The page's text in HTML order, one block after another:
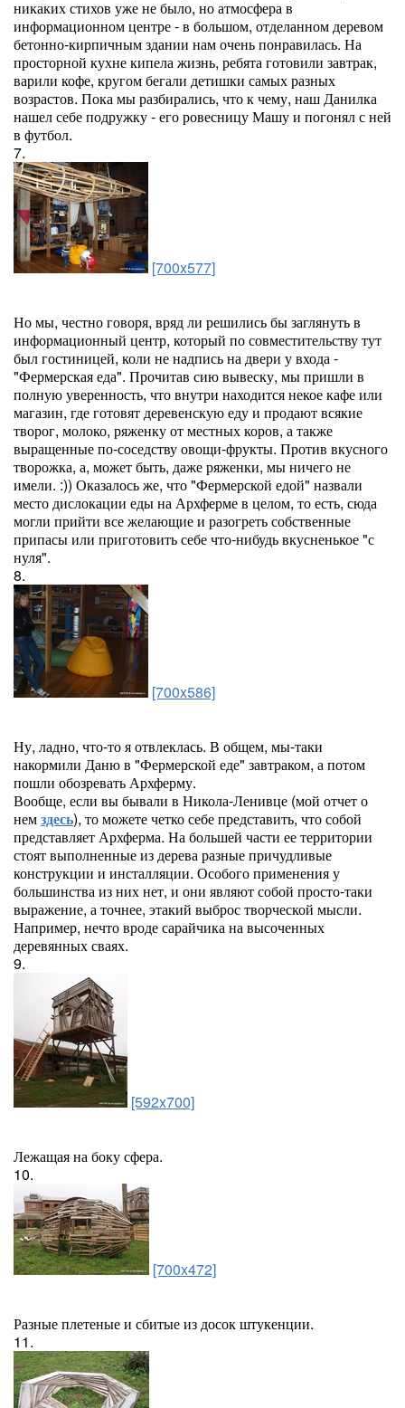
никаких стихов уже не было, но атмосфера в
информационном центре - в большом, отделанном деревом
бетонно-кирпичным здании нам очень понравилась. На
просторной кухне кипела жизнь, ребята готовили завтрак,
варили кофе, кругом бегали детишки самых разных
возрастов. Пока мы разбирались, что к чему, наш Данилка
нашел себе подружку - его ровесницу Машу и погонял с ней
в футбол.
7.
[700x577]
Но мы, честно говоря, вряд ли решились бы заглянуть в
информационный центр, который по совместительству тут
был гостиницей, коли не надпись на двери у входа -
"Фермерская еда". Прочитав сию вывеску, мы пришли в
полную уверенность, что внутри находится некое кафе или
магазин, где готовят деревенскую еду и продают всякие
творог, молоко, ряженку от местных коров, а также
выращенные по-соседству овощи-фрукты. Против вкусного
творожка, а, может быть, даже ряженки, мы ничего не
имели. :)) Оказалось же, что "Фермерской едой" назвали
место дислокации еды на Архферме в целом, то есть, сюда
могли прийти все желающие и разогреть собственные
припасы или приготовить себе что-нибудь вкусненькое "с
нуля".
8.
[700x586]
Ну, ладно, что-то я отвлеклась. В общем, мы-таки
накормили Даню в "Фермерской еде" завтраком, а потом
пошли обозревать Архферму.
Вообще, если вы бывали в Никола-Ленивце (мой отчет о
немздесь), то можете четко себе представить, что собой
представляет Архферма. На большей части ее территории
стоят выполненные из дерева разные причудливые
конструкции и инсталляции. Особого применения у
большинства из них нет, и они являют собой просто-таки
выражение, а точнее, этакий выброс творческой мысли.
Например, нечто вроде сарайчика на высоченных
деревянных сваях.
9.
[592x700]
Лежащая на боку сфера.
10.
[700x472]
Разные плетеные и сбитые из досок штукенции.
11.